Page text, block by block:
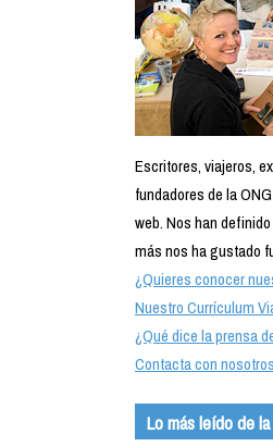
Escritores, viajeros,
fundadores de la
web. Nos han
más nos ha gustado
¿Quieres conocer
Nuestro Currículum
¿Qué dice la prensa
Contacta con nosotros
Lo más leído de